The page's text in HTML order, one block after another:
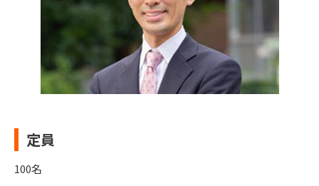
定員
100名